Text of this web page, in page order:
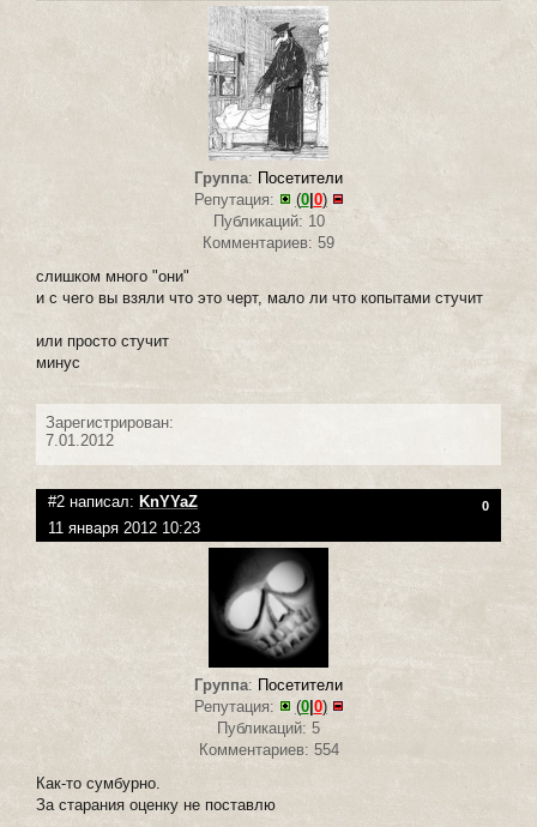
Группа: Посетители
Репутация:
(0| 0)
Публикаций: 10
Комментариев: 59
слишком много "они"
и с чего вы взяли что это черт, мало ли что копытами стучит
или просто стучит
минус
Зарегистрирован:
7.01.2012
#2 написал: KnYYaZ 0
11 января 2012 10:23
Группа: Посетители
Репутация:
(0| 0)
Публикаций: 5
Комментариев: 554
Как-то сумбурно.
За старания оценку не поставлю